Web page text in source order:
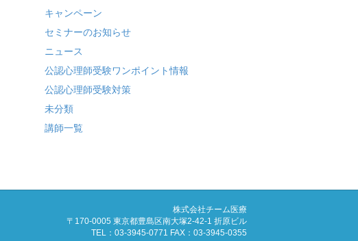
キャンペーン
セミナーのお知らせ
ニュース
公認心理師受験ワンポイント情報
公認心理師受験対策
未分類
講師一覧
株式会社チーム医療
〒170-0005 東京都豊島区南大塚2-42-1 折原ビル
TEL：03-3945-0771 FAX：03-3945-0355